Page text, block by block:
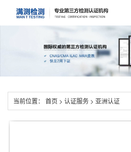
当前位置： 首页 > 认证服务 > 亚洲认证